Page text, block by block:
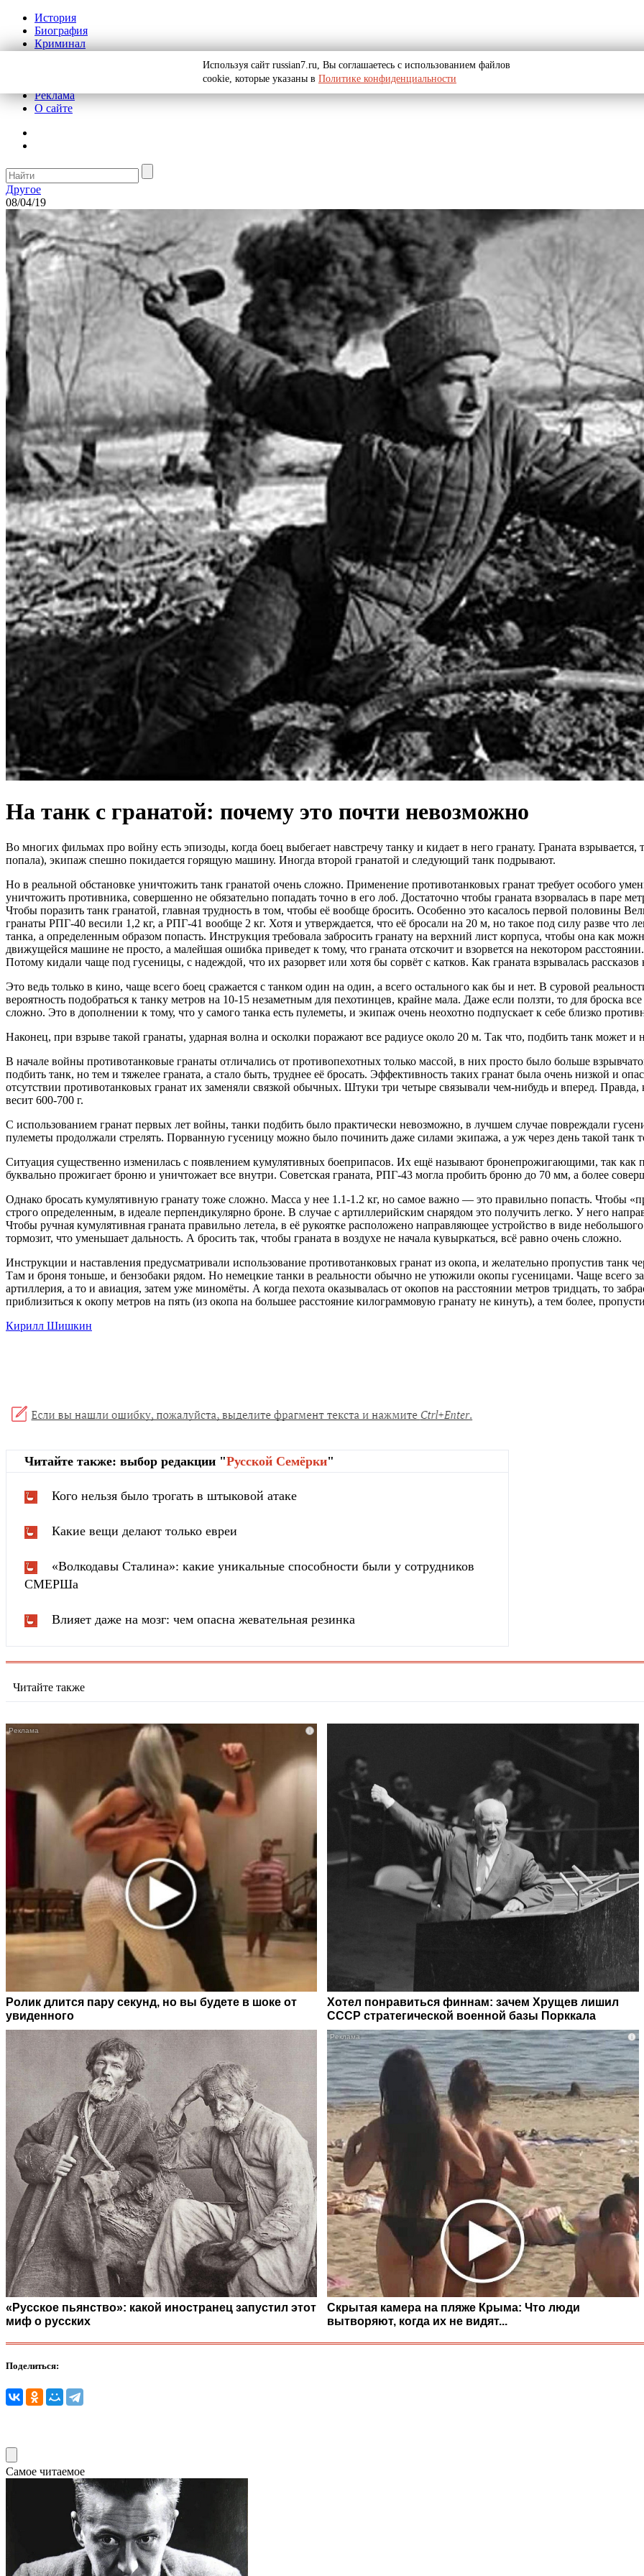
История
Биография
Криминал
Реклама
О сайте
Другое
08/04/19
На танк с гранатой: почему это почти невозможно
Во многих фильмах про войну есть эпизоды, когда боец выбегает навстречу танку и кидает в него гранату. Граната взрывается,
попала), экипаж спешно покидается горящую машину. Иногда второй гранатой и следующий танк подрывают.
Но в реальной обстановке уничтожить танк гранатой очень сложно. Применение противотанковых гранат требует особого
уничтожить противника, совершенно не обязательно попадать точно в его лоб. Достаточно чтобы граната взорвалась в паре
Чтобы поразить танк гранатой, главная трудность в том, чтобы её вообще бросить. Особенно это касалось первой половины
гранаты РПГ-40 весили 1,2 кг, а РПГ-41 вообще 2 кг. Хотя и утверждается, что её бросали на 20 м, но такое под силу разве что
танка, а определенным образом попасть. Инструкция требовала забросить гранату на верхний лист корпуса, чтобы она как
движущейся машине не просто, а малейшая ошибка приведет к тому, что граната отскочит и взорвется на некотором
Потому кидали чаще под гусеницы, с надеждой, что их разорвет или хотя бы сорвёт с катков. Как граната взрывалась
Это ведь только в кино, чаще всего боец сражается с танком один на один, а всего остального как бы и нет. В суровой
вероятность подобраться к танку метров на 10-15 незаметным для пехотинцев, крайне мала. Даже если ползти, то для броска
сложно. Это в дополнении к тому, что у самого танка есть пулеметы, и экипаж очень неохотно подпускает к себе близко
Наконец, при взрыве такой гранаты, ударная волна и осколки поражают все радиусе около 20 м. Так что, подбить танк может
В начале войны противотанковые гранаты отличались от противопехотных только массой, в них просто было больше
подбить танк, но тем и тяжелее граната, а стало быть, труднее её бросать. Эффективность таких гранат была очень низкой и
отсутствии противотанковых гранат их заменяли связкой обычных. Штуки три четыре связывали чем-нибудь и вперед. Правда,
весит 600-700 г.
С использованием гранат первых лет войны, танки подбить было практически невозможно, в лучшем случае повреждали
пулеметы продолжали стрелять. Порванную гусеницу можно было починить даже силами экипажа, а уж через день такой танк
Ситуация существенно изменилась с появлением кумулятивных боеприпасов. Их ещё называют бронепрожигающими, так как
буквально прожигает броню и уничтожает все внутри. Советская граната, РПГ-43 могла пробить броню до 70 мм, а более
Однако бросать кумулятивную гранату тоже сложно. Масса у нее 1.1-1.2 кг, но самое важно — это правильно попасть. Чтобы
строго определенным, в идеале перпендикулярно броне. В случае с артиллерийским снарядом это получить легко. У него
Чтобы ручная кумулятивная граната правильно летела, в её рукоятке расположено направляющее устройство в виде
тормозит, что уменьшает дальность. А бросить так, чтобы граната в воздухе не начала кувыркаться, всё равно очень сложно.
Инструкции и наставления предусматривали использование противотанковых гранат из окопа, и желательно пропустив танк
Там и броня тоньше, и бензобаки рядом. Но немецкие танки в реальности обычно не утюжили окопы гусеницами. Чаще всего
артиллерия, а то и авиация, затем уже миномёты. А когда пехота оказывалась от окопов на расстоянии метров тридцать, то
приблизиться к окопу метров на пять (из окопа на большее расстояние килограммовую гранату не кинуть), а тем более,
Кирилл Шишкин
Читайте также: выбор редакции "Русской Cемёрки"
Кого нельзя было трогать в штыковой атаке
Какие вещи делают только евреи
«Волкодавы Сталина»: какие уникальные способности были у сотрудников
СМЕРШа
Влияет даже на мозг: чем опасна жевательная резинка
Читайте также
i
Ролик длится пару секунд, но вы будете в шоке от
увиденного
Хотел понравиться финнам: зачем Хрущев лишил
СССР стратегической военной базы Порккала
«Русское пьянство»: какой иностранец запустил этот
миф о русских
i
Скрытая камера на пляже Крыма: Что люди
вытворяют, когда их не видят...
Поделиться:
Самое читаемое
Используя сайт russian7.ru, Вы соглашаетесь с использованием файлов
cookie, которые указаны в Политике конфиденциальности